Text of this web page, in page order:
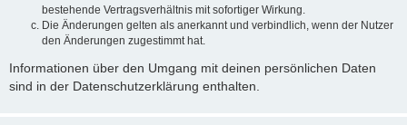
bestehende Vertragsverhältnis mit sofortiger Wirkung.
Die Änderungen gelten als anerkannt und verbindlich, wenn der Nutzer
den Änderungen zugestimmt hat.
Informationen über den Umgang mit deinen persönlichen Daten
sind in der Datenschutzerklärung enthalten.